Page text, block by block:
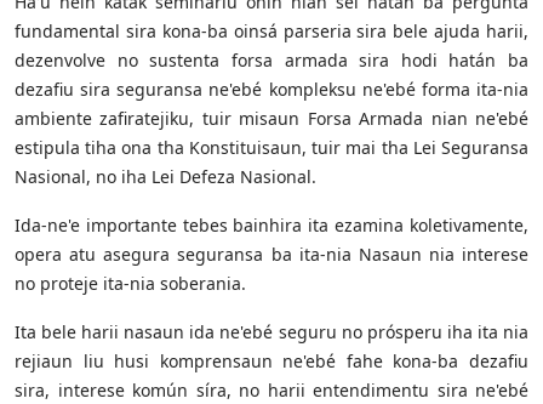
fundamental sira kona-ba oinsá parseria sira bele ajuda harii,
dezenvolve no sustenta forsa armada sira hodi hatán ba
dezafiu sira seguransa ne'ebé kompleksu ne'ebé forma ita-nia
ambiente zafiratejiku, tuir misaun Forsa Armada nian ne'ebé
estipula tiha ona tha Konstituisaun, tuir mai tha Lei Seguransa
Nasional, no iha Lei Defeza Nasional.
Ida-ne'e importante tebes bainhira ita ezamina koletivamente,
opera atu asegura seguransa ba ita-nia Nasaun nia interese
no proteje ita-nia soberania.
Ita bele harii nasaun ida ne'ebé seguru no prósperu iha ita nia
rejiaun liu husi komprensaun ne'ebé fahe kona-ba dezafiu
sira, interese komún síra, no harii entendimentu sira ne'ebé